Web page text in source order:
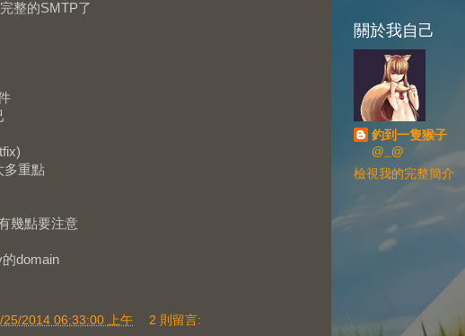
整的SMTP了
多重點
幾點要注意
domain
25/2014 06:33:00 上午 2 則留言:
關於我自己
釣到一隻猴子
@_@
檢視我的完整簡介